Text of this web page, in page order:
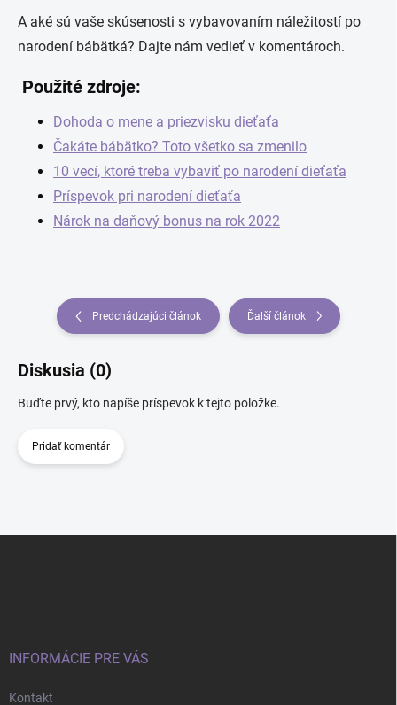
A aké sú vaše skúsenosti s vybavovaním náležitostí po
narodení bábätká? Dajte nám vedieť v komentároch.
Použité zdroje:
Dohoda o mene a priezvisku dieťaťa
Čakáte bábätko? Toto všetko sa zmenilo
10 vecí, ktoré treba vybaviť po narodení dieťaťa
Príspevok pri narodení dieťaťa
Nárok na daňový bonus na rok 2022
Predchádzajúci článok Ďalší článok
Diskusia (0)
Buďte prvý, kto napíše príspevok k tejto položke.
Pridať komentár
INFORMÁCIE PRE VÁS
Kontakt